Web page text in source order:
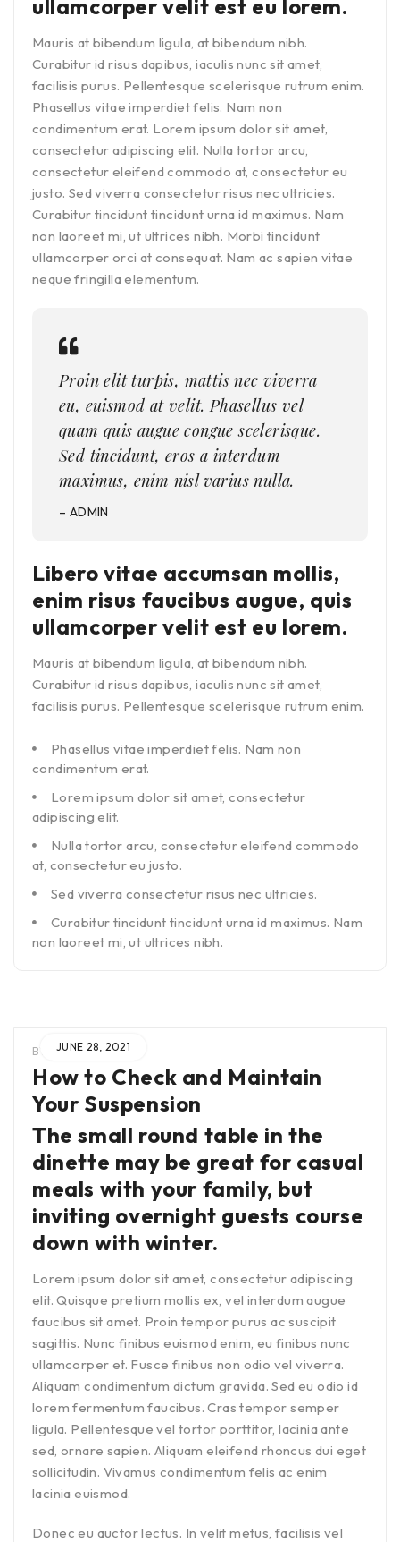
ullamcorper velit est eu lorem.
Mauris at bibendum ligula, at bibendum nibh.
Curabitur id risus dapibus, iaculis nunc sit amet,
facilisis purus. Pellentesque scelerisque rutrum enim.
Phasellus vitae imperdiet felis. Nam non
condimentum erat. Lorem ipsum dolor sit amet,
consectetur adipiscing elit. Nulla tortor arcu,
consectetur eleifend commodo at, consectetur eu
justo. Sed viverra consectetur risus nec ultricies.
Curabitur tincidunt tincidunt urna id maximus. Nam
non laoreet mi, ut ultrices nibh. Morbi tincidunt
ullamcorper orci at consequat. Nam ac sapien vitae
neque fringilla elementum.
Proin elit turpis, mattis nec viverra
eu, euismod at velit. Phasellus vel
quam quis augue congue scelerisque.
Sed tincidunt, eros a interdum
maximus, enim nisl varius nulla.
– ADMIN
Libero vitae accumsan mollis,
enim risus faucibus augue, quis
ullamcorper velit est eu lorem.
Mauris at bibendum ligula, at bibendum nibh.
Curabitur id risus dapibus, iaculis nunc sit amet,
facilisis purus. Pellentesque scelerisque rutrum enim.
Phasellus vitae imperdiet felis. Nam non
condimentum erat.
Lorem ipsum dolor sit amet, consectetur
adipiscing elit.
Nulla tortor arcu, consectetur eleifend commodo
at, consectetur eu justo.
Sed viverra consectetur risus nec ultricies.
Curabitur tincidunt tincidunt urna id maximus. Nam
non laoreet mi, ut ultrices nibh.
JUNE 28, 2021
BY ADMIN IN
How to Check and Maintain
Your Suspension
The small round table in the
dinette may be great for casual
meals with your family, but
inviting overnight guests course
down with winter.
Lorem ipsum dolor sit amet, consectetur adipiscing
elit. Quisque pretium mollis ex, vel interdum augue
faucibus sit amet. Proin tempor purus ac suscipit
sagittis. Nunc finibus euismod enim, eu finibus nunc
ullamcorper et. Fusce finibus non odio vel viverra.
Aliquam condimentum dictum gravida. Sed eu odio id
lorem fermentum faucibus. Cras tempor semper
ligula. Pellentesque vel tortor porttitor, lacinia ante
sed, ornare sapien. Aliquam eleifend rhoncus dui eget
sollicitudin. Vivamus condimentum felis ac enim
lacinia euismod.
Donec eu auctor lectus. In velit metus, facilisis vel